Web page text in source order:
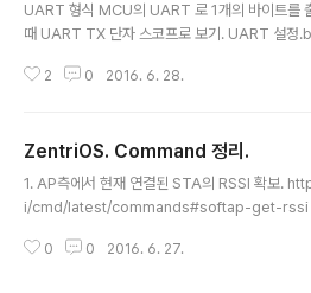
UART 형식 MCU의 UART 로 1개의 바이트를
때 UART TX 단자 스코프로 보기. UART 설정
출력 순서 : LSB first. UART 로 출력한 데이터 :
2 0 2016. 6. 28.
ZentriOS. Command 정리.
1. AP측에서 현재 연결된 STA의 RSSI 확보.
i/cmd/latest/commands#softap-get-rssi 2.
et-rssi 3. AP 에서 연결된 STA의 MAC 주소
0 0 2016. 6. 27.